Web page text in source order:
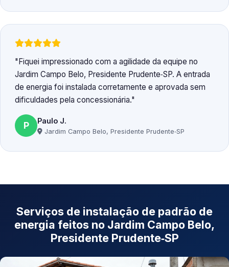
Fiquei impressionado com a agilidade da equipe no
Jardim Campo Belo, Presidente Prudente‑SP. A entrada
de energia foi instalada corretamente e aprovada sem
dificuldades pela concessionária.
P Paulo J.
Jardim Campo Belo, Presidente Prudente‑SP
Serviços de instalação de padrão de
energia feitos no Jardim Campo Belo,
Presidente Prudente‑SP